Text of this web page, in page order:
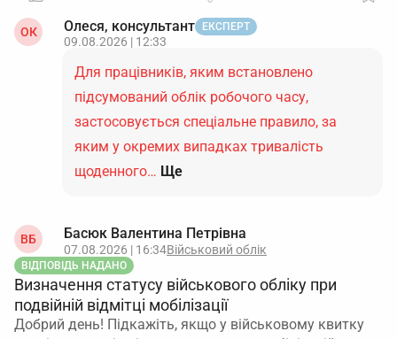
ОК Олеся, консультант ЕКСПЕРТ
09.08.2026 | 12:33
Для працівників, яким встановлено
підсумований облік робочого часу,
застосовується спеціальне правило, за
яким у окремих випадках тривалість
щоденного… Ще
ВБ Басюк Валентина Петрівна
07.08.2026 | 16:34Військовий облік
ВІДПОВІДЬ НАДАНО
Визначення статусу військового обліку при
подвійній відмітці мобілізації
Добрий день! Підкажіть, якщо у військовому квитку